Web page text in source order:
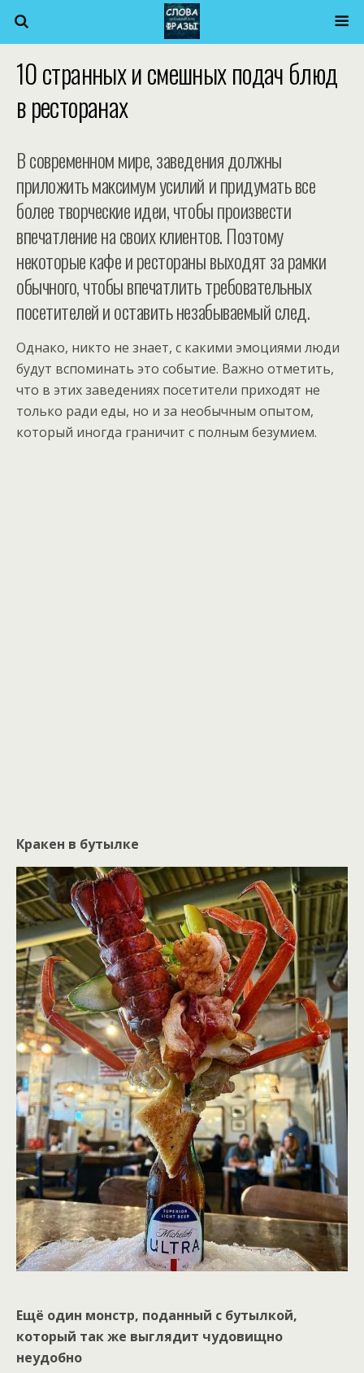
10 странных и смешных подач блюд
в ресторанах
В современном мире, заведения должны
приложить максимум усилий и придумать все
более творческие идеи, чтобы произвести
впечатление на своих клиентов. Поэтому
некоторые кафе и рестораны выходят за рамки
обычного, чтобы впечатлить требовательных
посетителей и оставить незабываемый след.
Однако, никто не знает, с какими эмоциями люди
будут вспоминать это событие. Важно отметить,
что в этих заведениях посетители приходят не
только ради еды, но и за необычным опытом,
который иногда граничит с полным безумием.
Кракен в бутылке
Ещё один монстр, поданный с бутылкой,
который так же выглядит чудовищно
неудобно